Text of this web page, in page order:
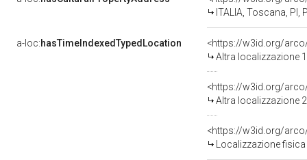
ITALIA, Toscana, PI,
a-loc:hasTimeIndexedTypedLocation
<https://w3id.org/
Altra localizzazione
<https://w3id.org/
Altra localizzazione
<https://w3id.org/
Localizzazione